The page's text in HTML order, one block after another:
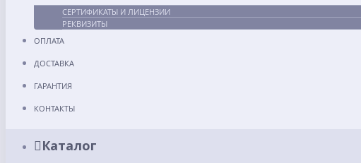
СЕРТИФИКАТЫ И ЛИЦЕНЗИИ
РЕКВИЗИТЫ
ОПЛАТА
ДОСТАВКА
ГАРАНТИЯ
КОНТАКТЫ
Каталог